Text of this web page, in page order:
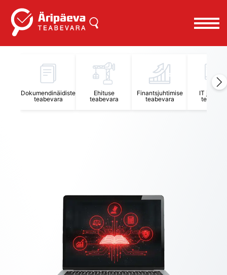
Dokumendinäidiste
teabevara
Ehituse
teabevara
Finantsjuhtimise
teabevara
IT